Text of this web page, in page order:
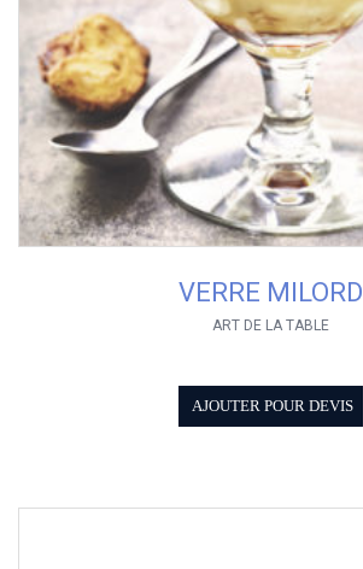
VERRE MILORD
ART DE LA TABLE
AJOUTER POUR DEVIS